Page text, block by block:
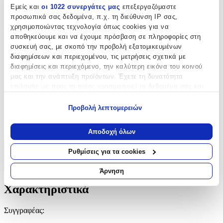
Εμείς και οι 1022 συνεργάτες μας επεξεργαζόμαστε
προσωπικά σας δεδομένα, π.χ. τη διεύθυνση IP σας,
χρησιμοποιώντας τεχνολογία όπως cookies για να
αποθηκεύουμε και να έχουμε πρόσβαση σε πληροφορίες στη
συσκευή σας, με σκοπό την προβολή εξατομικευμένων
διαφημίσεων και περιεχομένου, τις μετρήσεις σχετικά με
διαφημίσεις και περιεχόμενο, την καλύτερη εικόνα του κοινού
μας και την ανάπτυξη προϊόντων. Έχετε τη δυνατότητα
Να συλλέξουμε πληροφορίες σχετικά με τη γεωγραφική
σας τοποθεσία, οι οποίες μπορεί να είναι ακριβείς σε
απόσταση μερικών μέτρων
Να αναγνωρίσουμε τη συσκευή σας σαρώνοντας ενεργά
για συγκεκριμένα χαρακτηριστικά (δακτυλικό αποτύπωμα)
Μάθετε περισσότερα σχετικά με τον τρόπο επεξεργασίας των
προσωπικών σας δεδομένων και καθορίστε τις προτιμήσεις σας
ανακαλέσετε τη συγκατάθεσή σας ανά πάσα στιγμή από τη
Προβολή λεπτομερειών
Αποδοχή όλων
Ρυθμίσεις για τα cookies
Άρνηση
Συγγραφέας:
Ζανιν Ειμος
Εκδότης:
Μαλλιάρης (Παιδεία)
Αριθμός Σελίδων:
32
9789602393215
Χαρακτηριστικά
Συγγραφέας: